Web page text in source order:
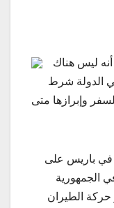
أنه ليس هناك
الدولة شرط
وإبرازها متى
في باريس على
الجمهورية
حركة الطيران